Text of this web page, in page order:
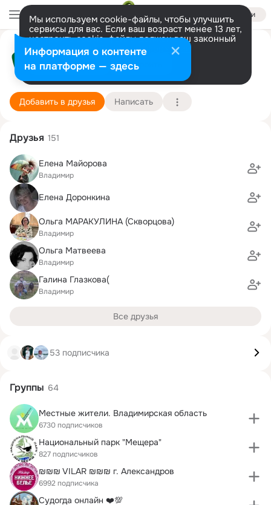
Войти
Мы используем cookie-файлы, чтобы улучшить
сервисы для вас. Если ваш возраст менее 13 лет,
настроить cookie-файлы должен ваш законный
представитель. Больше информации
Разрешить все Настроить
Народный Контроль
1 января (26 лет) Подробнее
Добавить в друзья Написать
Друзья 151
Елена Майорова
Владимир
Елена Доронкина
Ольга МАРАКУЛИНА (Скворцова)
Владимир
Ольга Матвеева
Владимир
Галина Глазкова(
Владимир
Все друзья
53 подписчика
Группы 64
Местные жители. Владимирская область
6730 подписчиков
Национальный парк "Мещера"
827 подписчиков
₪₪₪ VILAR ₪₪₪ г. Александров
6992 подписчика
Судогда онлайн ❤️💯
Информация о контенте
на платформе — здесь